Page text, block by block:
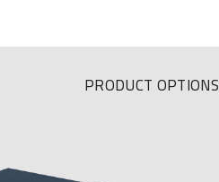
PRODUCT OPTIONS